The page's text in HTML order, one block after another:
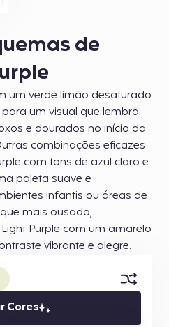
de
um verde limão desaturado
um visual que lembra
e dourados no início da
combinações eficazes
com tons de azul claro e
paleta suave e
infantis ou áreas de
mais ousado,
Purple com um amarelo
vibrante e alegre.
Cores